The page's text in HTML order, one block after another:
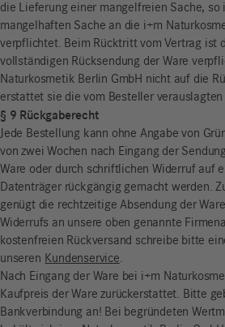
die Lieferung einer mangelfreien Sache, so
mangelhaften Sache an die i+m
verpflichtet. Beim Rücktritt vom Vertrag ist
vollständigen Rücksendung der Ware
Naturkosmetik Berlin GmbH nicht auf die
erstattet sie die vom Besteller verauslagten
§ 9 Rückgaberecht
Jede Bestellung kann ohne Angabe von
von zwei Wochen nach Eingang der
Ware oder durch schriftlichen Widerruf auf
Datenträger rückgängig gemacht werden.
genügt die rechtzeitige Absendung der
Widerrufs an unsere oben genannte
kostenfreien Rückversand schreibe bitte
unseren Kundenservice.
Nach Eingang der Ware bei i+m
Kaufpreis der Ware zurückerstattet. Bitte
Bankverbindung an! Bei begründeten